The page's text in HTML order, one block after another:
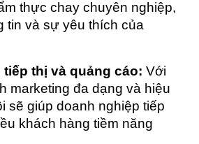
thực chay chuyên nghiệp,
tin và sự yêu thích của
thị và quảng cáo: Với
marketing đa dạng và hiệu
sẽ giúp doanh nghiệp tiếp
khách hàng tiềm năng